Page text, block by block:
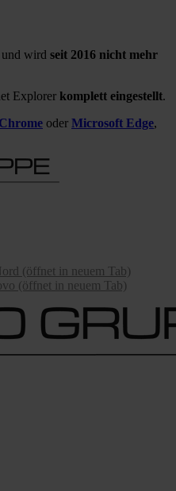
und wird seit 2016 nicht mehr
Explorer komplett eingestellt.
oder Microsoft Edge,